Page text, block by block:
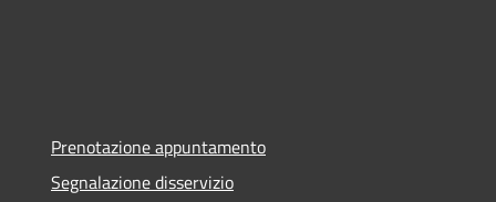
Prenotazione appuntamento
Segnalazione disservizio